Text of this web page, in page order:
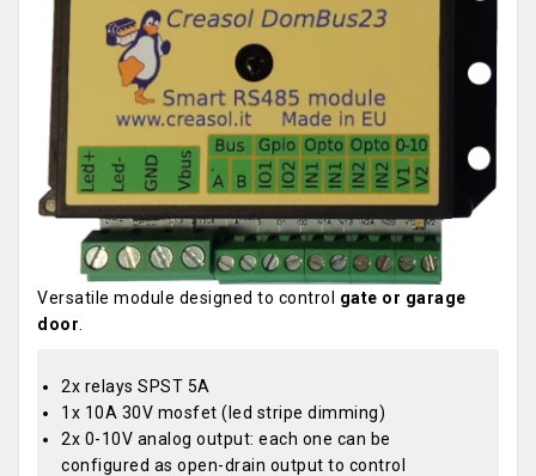
Versatile module designed to control gate or garage
door
2x relays SPST 5A
1x 10A 30V mosfet (led stripe dimming)
2x 0-10V analog output: each one can be
configured as open-drain output to control